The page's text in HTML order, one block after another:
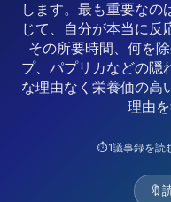
します。最も重要なの
じて、自分が本当に反
その所要時間、何を
プ、パプリカなどの隠
な理由なく栄養価の高
理由
⏱️1議事録を読
🔖